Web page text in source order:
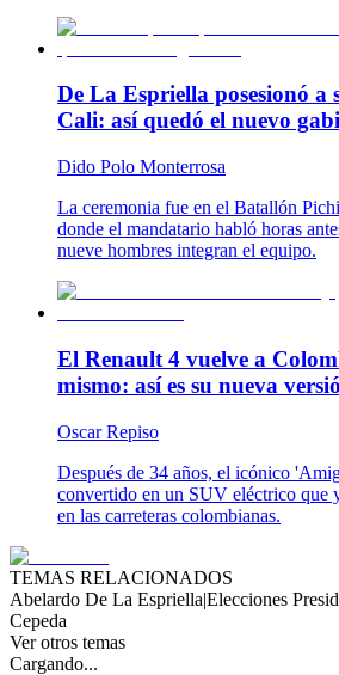
De La Espriella posesionó a
Cali: así quedó el nuevo
Dido Polo Monterrosa
La ceremonia fue en el Batallón
donde el mandatario habló horas
nueve hombres integran el equipo.
El Renault 4 vuelve a
mismo: así es su nueva
Oscar Repiso
Después de 34 años, el icónico
convertido en un SUV eléctrico que
en las carreteras colombianas.
TEMAS RELACIONADOS
Abelardo De La Espriella|Elecciones
Cepeda
Ver otros temas
Cargando...